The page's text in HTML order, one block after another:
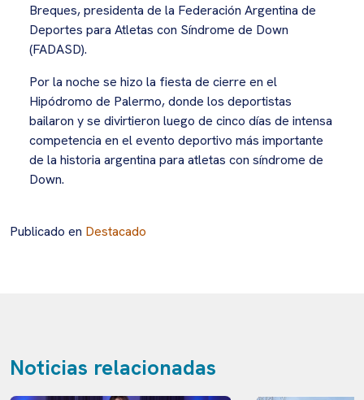
Breques, presidenta de la Federación Argentina de
Deportes para Atletas con Síndrome de Down
(FADASD).
Por la noche se hizo la fiesta de cierre en el
Hipódromo de Palermo, donde los deportistas
bailaron y se divirtieron luego de cinco días de intensa
competencia en el evento deportivo más importante
de la historia argentina para atletas con síndrome de
Down.
Publicado en Destacado
Noticias relacionadas